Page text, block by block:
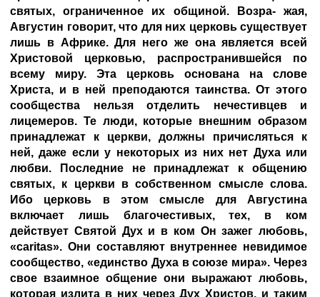
святых, ограниченное их общиной. Возра- жая,
Августин говорит, что для них церковь существует
лишь в Африке. Для него же она является всей
Христовой церковью, распространившейся по
всему миру. Эта церковь основана на слове
Христа, и в ней преподаются таинства. От этого
сообщества нельзя отделить нечестивцев и
лицемеров. Те люди, которые внешним образом
принадлежат к церкви, должны причисляться к
ней, даже если у некоторых из них нет Духа или
любви. Последние не принадлежат к общению
святых, к церкви в собственном смысле слова.
Ибо церковь в этом смысле для Августина
включает лишь благочестивых, тех, в ком
действует Святой Дух и в ком Он зажег любовь,
«caritas». Они составляют внутреннее невидимое
сообщество, «единство Духа в союзе мира». Через
свое взаимное общение они выражают любовь,
которая излита в них через Дух Христов, и таким